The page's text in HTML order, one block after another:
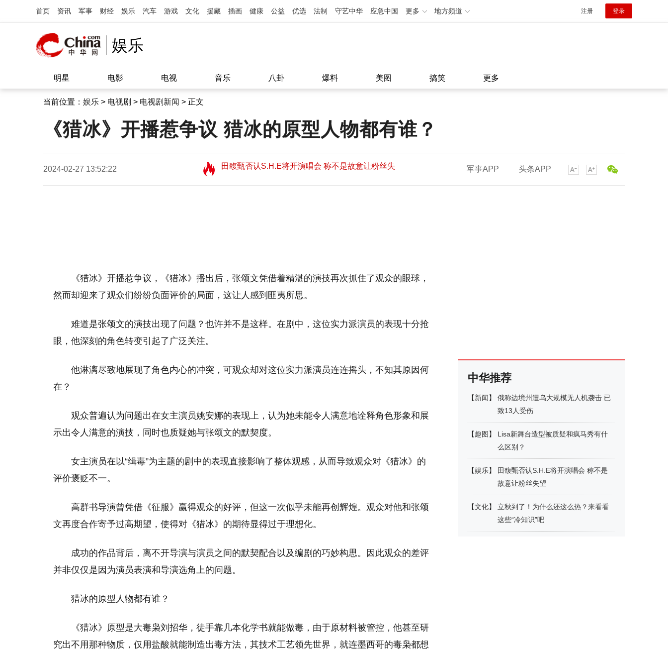
首页 资讯 军事 财经 娱乐 汽车 游戏 文化 援藏 插画 健康 公益 优选 法制 守艺中华 应急中国 更多 地方频道 注册 登录
娱乐
明星 电影 电视 音乐 八卦 爆料 美图 搞笑 更多
当前位置： 娱乐 > 电视剧 > 电视剧新闻 > 正文
《猎冰》开播惹争议 猎冰的原型人物都有谁？
2024-02-27 13:52:22
田馥甄否认S.H.E将开演唱会 称不是故意让粉丝失
望11:08
田馥甄否认S.H.E将开演唱会 称不是故意让粉丝失
军事APP 头条APP
《猎冰》开播惹争议，《猎冰》播出后，张颂文凭借着精湛的演技再次抓住了观众的眼球，
然而却迎来了观众们纷纷负面评价的局面，这让人感到匪夷所思。
难道是张颂文的演技出现了问题？也许并不是这样。在剧中，这位实力派演员的表现十分抢
眼，他深刻的角色转变引起了广泛关注。
他淋漓尽致地展现了角色内心的冲突，可观众却对这位实力派演员连连摇头，不知其原因何
在？
观众普遍认为问题出在女主演员姚安娜的表现上，认为她未能令人满意地诠释角色形象和展
示出令人满意的演技，同时也质疑她与张颂文的默契度。
女主演员在以“缉毒”为主题的剧中的表现直接影响了整体观感，从而导致观众对《猎冰》的
评价褒贬不一。
高群书导演曾凭借《征服》赢得观众的好评，但这一次似乎未能再创辉煌。观众对他和张颂
文再度合作寄予过高期望，使得对《猎冰》的期待显得过于理想化。
成功的作品背后，离不开导演与演员之间的默契配合以及编剧的巧妙构思。因此观众的差评
并非仅仅是因为演员表演和导演选角上的问题。
猎冰的原型人物都有谁？
《猎冰》原型是大毒枭刘招华，徒手靠几本化学书就能做毒，由于原材料被管控，他甚至研
究出不用那种物质，仅用盐酸就能制造出毒方法，其技术工艺领先世界，就连墨西哥的毒枭都想
中华推荐
【新闻】
俄称边境州遭乌大规模无人机袭击 已
致13人受伤
【趣图 】
Lisa新舞台造型被质疑和疯马秀有什
么区别？
【娱乐】
田馥甄否认S.H.E将开演唱会 称不是
故意让粉丝失望
【文化】
立秋到了！为什么还这么热？来看看
这些“冷知识”吧